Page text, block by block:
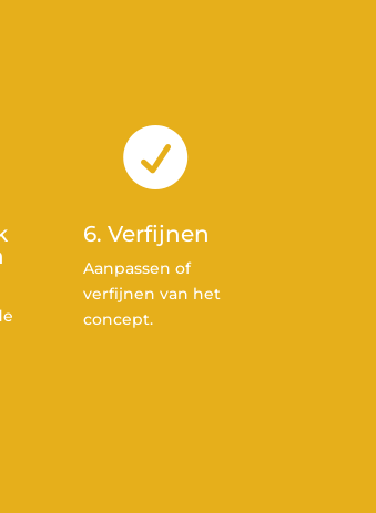

6. Verfijnen
Aanpassen of
verfijnen van het
concept.